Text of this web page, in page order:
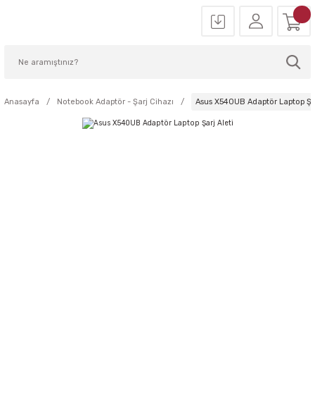
Anasayfa Notebook Adaptör - Şarj Cihazı Asus X540UB Adaptör Laptop